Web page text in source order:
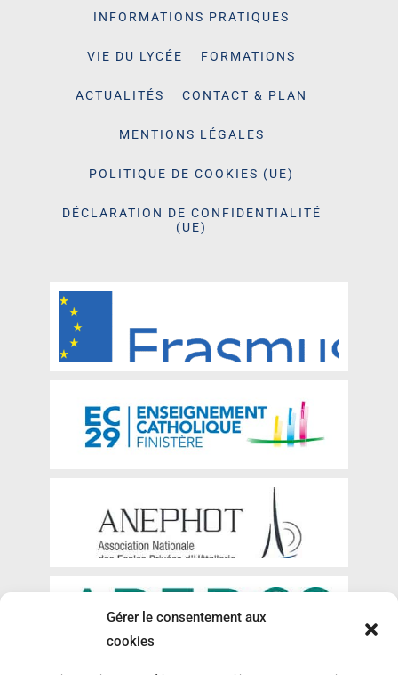
Gérer le consentement aux
cookies
INFORMATIONS PRATIQUES
VIE DU LYCÉE FORMATIONS
ACTUALITÉS CONTACT & PLAN
MENTIONS LÉGALES
POLITIQUE DE COOKIES (UE)
DÉCLARATION DE CONFIDENTIALITÉ
(UE)